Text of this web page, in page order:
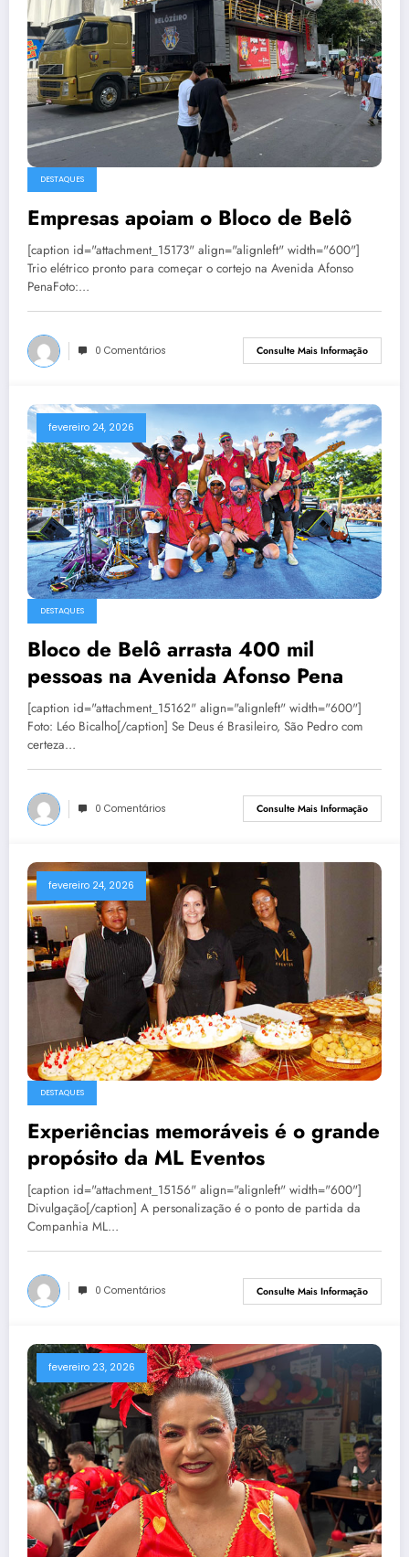
DESTAQUES
Empresas apoiam o Bloco de Belô
[caption id="attachment_15173" align="alignleft" width="600"]
Trio elétrico pronto para começar o cortejo na Avenida Afonso
PenaFoto:…
0 Comentários Consulte Mais Informação
fevereiro 24, 2026
DESTAQUES
Bloco de Belô arrasta 400 mil
pessoas na Avenida Afonso Pena
[caption id="attachment_15162" align="alignleft" width="600"]
Foto: Léo Bicalho[/caption] Se Deus é Brasileiro, São Pedro com
certeza…
0 Comentários Consulte Mais Informação
fevereiro 24, 2026
DESTAQUES
Experiências memoráveis é o grande
propósito da ML Eventos
[caption id="attachment_15156" align="alignleft" width="600"]
Divulgação[/caption] A personalização é o ponto de partida da
Companhia ML…
0 Comentários Consulte Mais Informação
fevereiro 23, 2026